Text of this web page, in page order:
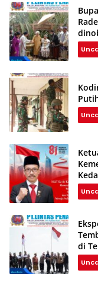
2045
di